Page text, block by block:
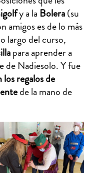
y a la Bolera(su
amigos es de lo más
largo del curso,
para aprender a
de Nadiesolo. Y fue
regalos de
de la mano de